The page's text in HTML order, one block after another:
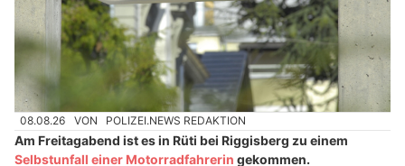
08.08.26 VON POLIZEI.NEWS REDAKTION
Am Freitagabend ist es in Rüti bei Riggisberg zu einem
Selbstunfall einer Motorradfahrerin gekommen.